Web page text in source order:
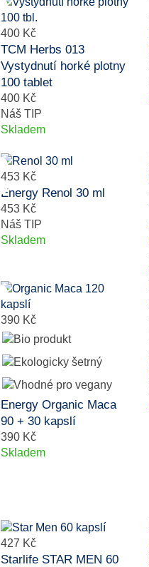
400 Kč
TCM Herbs 013
Vystydnutí horké plotny
100 tablet
400 Kč
Náš TIP
Skladem
453 Kč
Energy Renol 30 ml
453 Kč
Náš TIP
Skladem
390 Kč
Energy Organic Maca
90 + 30 kapslí
390 Kč
Skladem
427 Kč
Starlife STAR MEN 60